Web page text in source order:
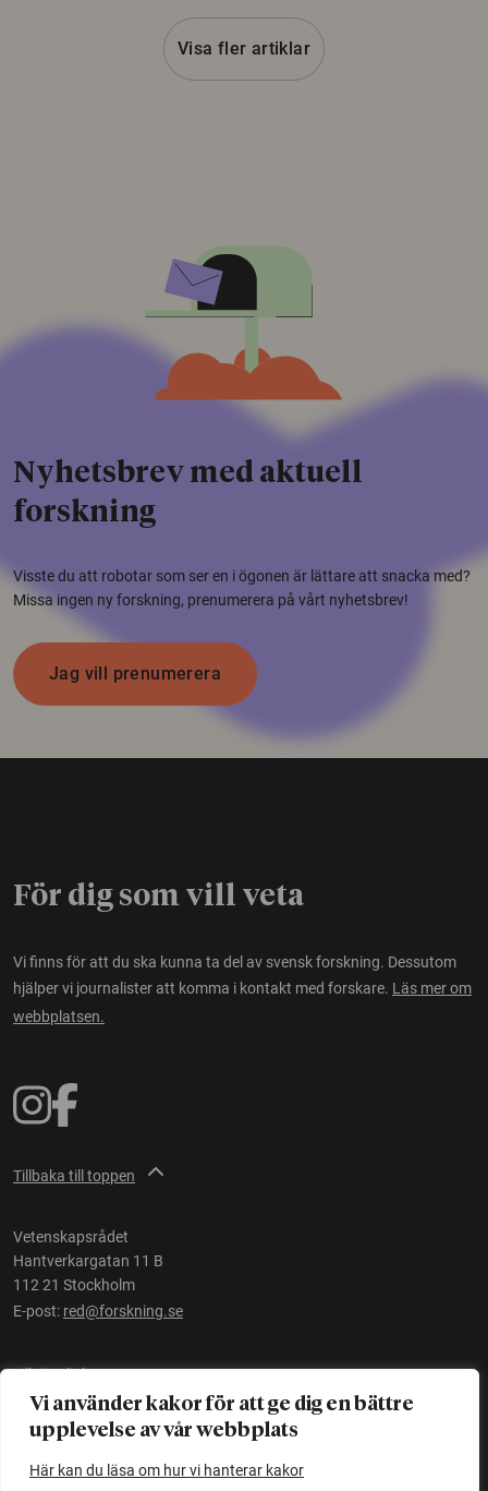
Vi använder kakor för att ge dig en bättre
upplevelse av vår webbplats
Här kan du läsa om hur vi hanterar kakor
Visa fler artiklar
Nyhetsbrev med aktuell
forskning
Visste du att robotar som ser en i ögonen är lättare att snacka med?
Missa ingen ny forskning, prenumerera på vårt nyhetsbrev!
Jag vill prenumerera
För dig som vill veta
Vi finns för att du ska kunna ta del av svensk forskning. Dessutom
hjälper vi journalister att komma i kontakt med forskare. Läs mer om
webbplatsen.
Tillbaka till toppen
Vetenskapsrådet
Hantverkargatan 11 B
112 21 Stockholm
E-post: red@forskning.se
Tillgänglighet
Ett initiativ avVetenskapsrådet